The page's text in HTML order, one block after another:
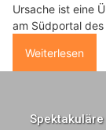
Ursache ist eine
am Südportal
Weiterlesen